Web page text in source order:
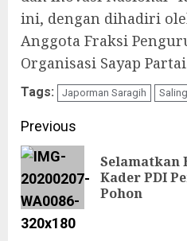
ini, dengan dihadiri
Anggota Fraksi
Organisasi Sayap
Tags: Japorman Saragih
Continue
Reading
Previous
Selamatkan
Kader PDI
Pohon